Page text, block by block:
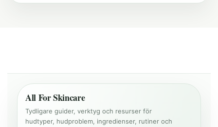
All For Skincare
Tydligare guider, verktyg och resurser för
hudtyper, hudproblem, ingredienser, rutiner och